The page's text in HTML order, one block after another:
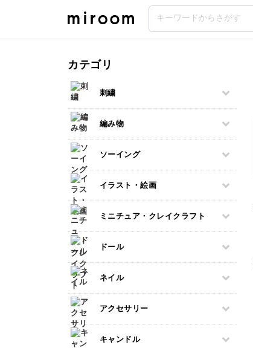
カテゴリ
刺繍
すべて
伝統刺繍
その他刺繍
パンチニードル
刺し子
クロスステッチ
オートクチュール刺繍
リボン刺繍
ビーズ刺繍
フランス刺繍
ソウタシエ
編み物
すべて
棒針編み
かぎ針編み
レース編み
マクラメ
クラフトバンド
あみぐるみ
ソーイング
すべて
パッチワーク
布小物
和裁
洋裁
イラスト・絵画
すべて
デッサン
ボールペンイラスト
アクリル絵の具
アルコールインクアート
コピック
パステルアート
色鉛筆
ミニチュア・クレイクラフト
すべて
フェイクスイーツ
ミニチュアフード
ミニチュア雑貨
ドール
すべて
ドール服
ドールハウス
ネイル
すべて
ネイル検定
スカルプネイル
アクセサリー
すべて キャンドル
【講座特集】アフターヌーンティー特集